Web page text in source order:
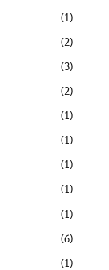
(1)
(2)
(3)
(2)
(1)
(1)
(1)
(1)
(1)
(6)
(1)